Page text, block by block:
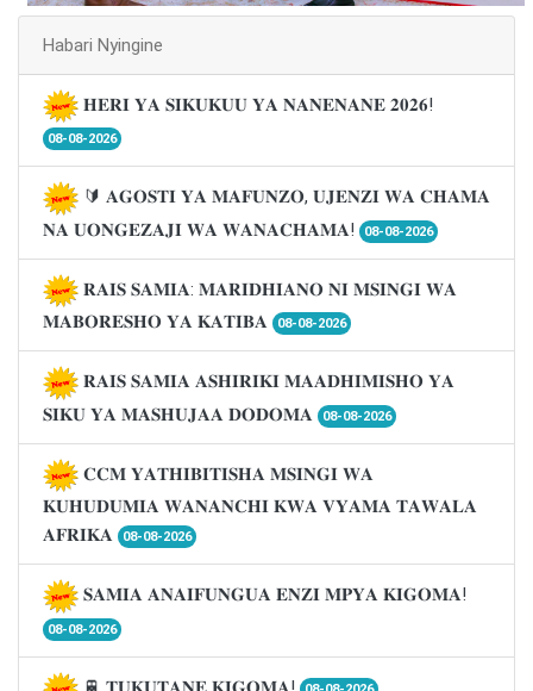
Habari Nyingine
𝐇𝐄𝐑𝐈 𝐘𝐀 𝐒𝐈𝐊𝐔𝐊𝐔𝐔 𝐘𝐀 𝐍𝐀𝐍𝐄𝐍𝐀𝐍𝐄 𝟐𝟎𝟐𝟔!
08-08-2026
🔰 𝐀𝐆𝐎𝐒𝐓𝐈 𝐘𝐀 𝐌𝐀𝐅𝐔𝐍𝐙𝐎, 𝐔𝐉𝐄𝐍𝐙𝐈 𝐖𝐀 𝐂𝐇𝐀𝐌𝐀
𝐍𝐀 𝐔𝐎𝐍𝐆𝐄𝐙𝐀𝐉𝐈 𝐖𝐀 𝐖𝐀𝐍𝐀𝐂𝐇𝐀𝐌𝐀!
08-08-2026
𝐑𝐀𝐈𝐒 𝐒𝐀𝐌𝐈𝐀: 𝐌𝐀𝐑𝐈𝐃𝐇𝐈𝐀𝐍𝐎 𝐍𝐈 𝐌𝐒𝐈𝐍𝐆𝐈 𝐖𝐀
𝐌𝐀𝐁𝐎𝐑𝐄𝐒𝐇𝐎 𝐘𝐀 𝐊𝐀𝐓𝐈𝐁𝐀
08-08-2026
𝐑𝐀𝐈𝐒 𝐒𝐀𝐌𝐈𝐀 𝐀𝐒𝐇𝐈𝐑𝐈𝐊𝐈 𝐌𝐀𝐀𝐃𝐇𝐈𝐌𝐈𝐒𝐇𝐎 𝐘𝐀
𝐒𝐈𝐊𝐔 𝐘𝐀 𝐌𝐀𝐒𝐇𝐔𝐉𝐀𝐀 𝐃𝐎𝐃𝐎𝐌𝐀
08-08-2026
𝐂𝐂𝐌 𝐘𝐀𝐓𝐇𝐈𝐁𝐈𝐓𝐈𝐒𝐇𝐀 𝐌𝐒𝐈𝐍𝐆𝐈 𝐖𝐀
𝐊𝐔𝐇𝐔𝐃𝐔𝐌𝐈𝐀 𝐖𝐀𝐍𝐀𝐍𝐂𝐇𝐈 𝐊𝐖𝐀 𝐕𝐘𝐀𝐌𝐀 𝐓𝐀𝐖𝐀𝐋𝐀
𝐀𝐅𝐑𝐈𝐊𝐀
08-08-2026
𝐒𝐀𝐌𝐈𝐀 𝐀𝐍𝐀𝐈𝐅𝐔𝐍𝐆𝐔𝐀 𝐄𝐍𝐙𝐈 𝐌𝐏𝐘𝐀 𝐊𝐈𝐆𝐎𝐌𝐀!
08-08-2026